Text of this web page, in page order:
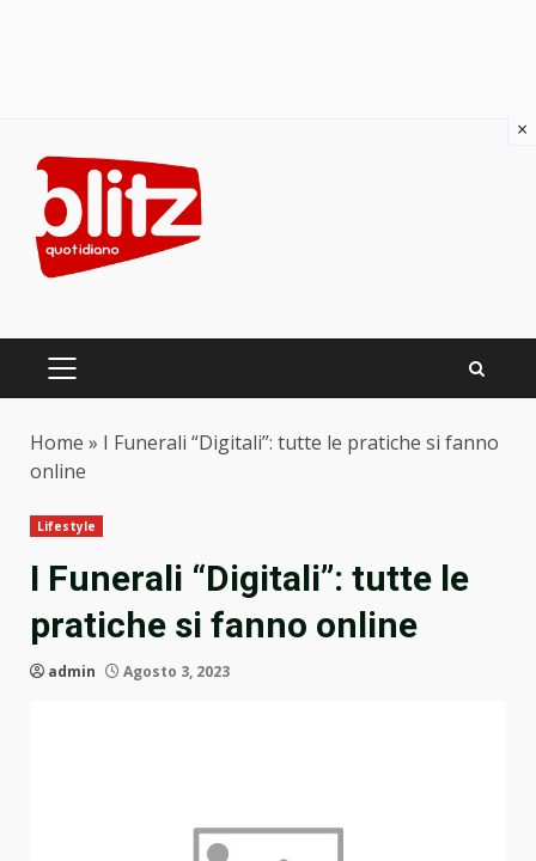
content
PRIMARY
Home » I Funerali “Digitali”: tutte le pratiche si fanno
online
Lifestyle
I Funerali “Digitali”: tutte le
pratiche si fanno online
admin Agosto 3, 2023
×